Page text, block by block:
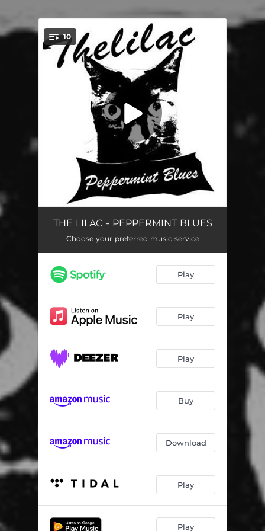
You're all set!
10
恋とロックンロール 03:13
夜行性つむじ風 03:01
ボリュームは10 03:11
プラネタリウム 04:09
最低の世界 最高のレコード 02:53
脳天気 月面行き 04:27
ブルー 05:49
03:42
THE LILAC - PEPPERMINT BLUES
Choose your preferred music service
Play
Play
Play
Buy
Download
Play
Play